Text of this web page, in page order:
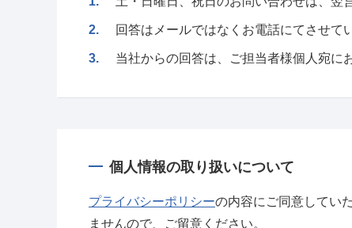
2. 回答はメールではなくお電話にてさせて
3. 当社からの回答は、ご担当者様個人宛に
個人情報の取り扱いについて
プライバシーポリシーの内容にご同意してい
ませんので、ご留意ください。